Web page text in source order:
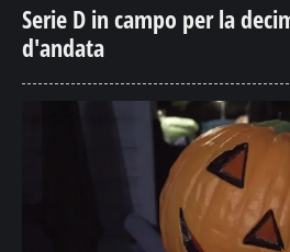
Serie D in campo per la
d'andata